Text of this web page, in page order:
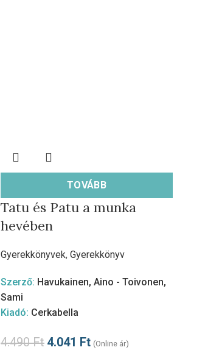
TOVÁBB
Tatu és Patu a munka
hevében
Gyerekkönyvek, Gyerekkönyv
Szerző: Havukainen, Aino - Toivonen,
Sami
Kiadó: Cerkabella
4.490Ft 4.041 Ft (Online ár)